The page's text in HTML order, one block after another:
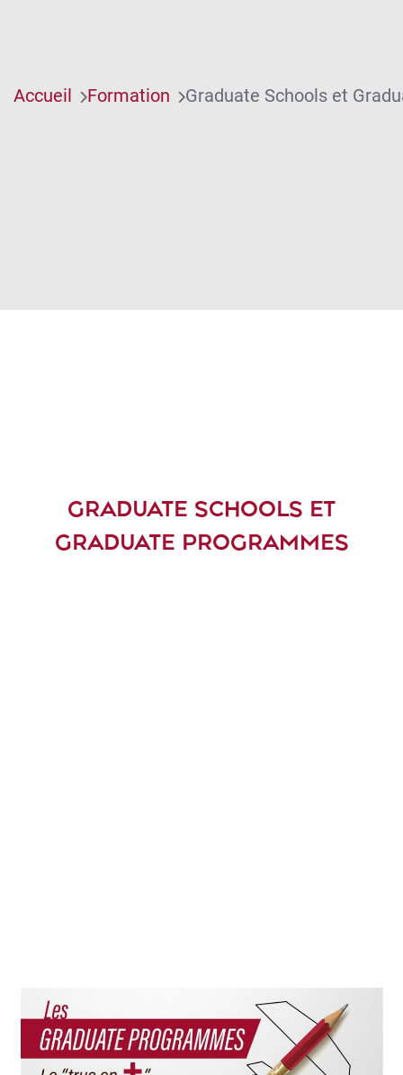
Accueil Formation Graduate Schools et
GRADUATE SCHOOLS ET
GRADUATE PROGRAMMES